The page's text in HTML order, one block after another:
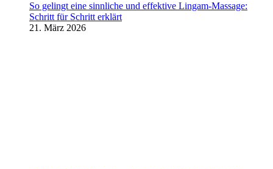
So gelingt eine sinnliche und effektive Lingam-Massage:
Schritt für Schritt erklärt
21. März 2026